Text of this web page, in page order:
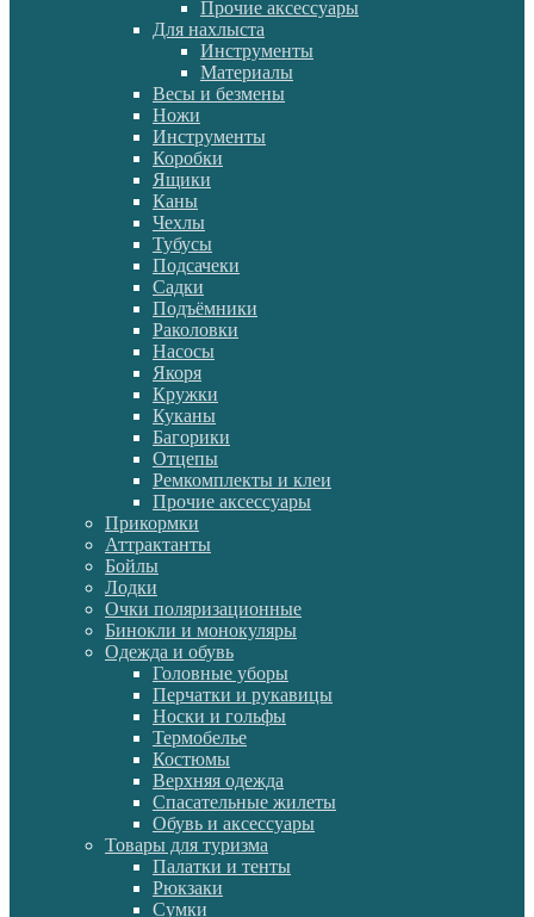
Прочие аксессуары
Для нахлыста
Инструменты
Материалы
Весы и безмены
Ножи
Инструменты
Коробки
Ящики
Каны
Чехлы
Тубусы
Подсачеки
Садки
Подъёмники
Раколовки
Насосы
Якоря
Кружки
Куканы
Багорики
Отцепы
Ремкомплекты и клеи
Прочие аксессуары
Прикормки
Аттрактанты
Бойлы
Лодки
Очки поляризационные
Бинокли и монокуляры
Одежда и обувь
Головные уборы
Перчатки и рукавицы
Носки и гольфы
Термобелье
Костюмы
Верхняя одежда
Спасательные жилеты
Обувь и аксессуары
Товары для туризма
Палатки и тенты
Рюкзаки
Сумки